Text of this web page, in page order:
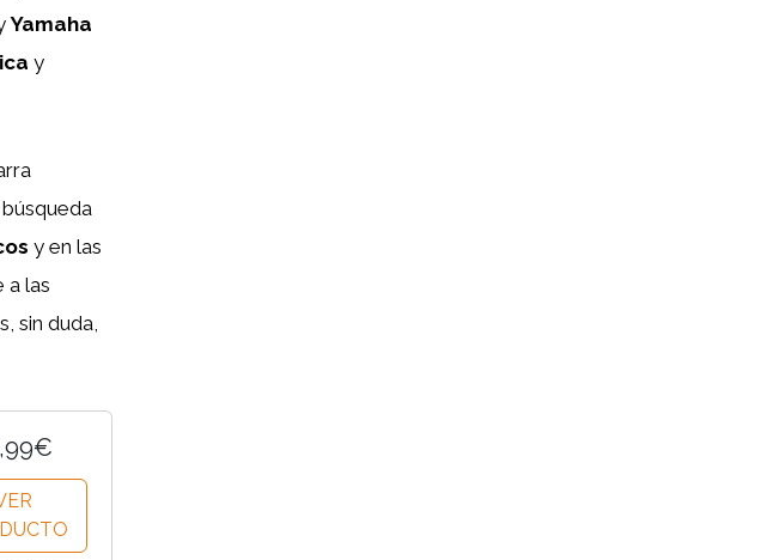
Yamaha
y
y en las
a las
sin duda,